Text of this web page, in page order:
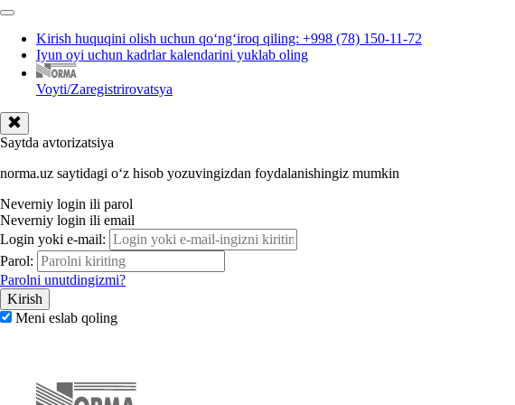
Kirish huquqini olish uchun qoʻngʻiroq qiling: +998 (78) 150-11-72
Iyun oyi uchun kadrlar kalendarini yuklab oling
Voyti/Zaregistrirovatsya
Saytda avtorizatsiya
norma.uz saytidagi oʻz hisob yozuvingizdan foydalanishingiz mumkin
Neverniy login ili parol
Neverniy login ili email
Login yoki e-mail:
Parol:
Parolni unutdingizmi?
Meni eslab qoling